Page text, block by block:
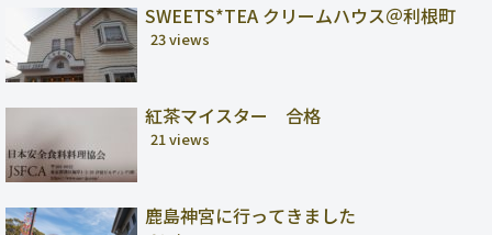
SWEETS*TEA クリームハウス＠利根町
23 views
紅茶マイスター 合格
21 views
鹿島神宮に行ってきました